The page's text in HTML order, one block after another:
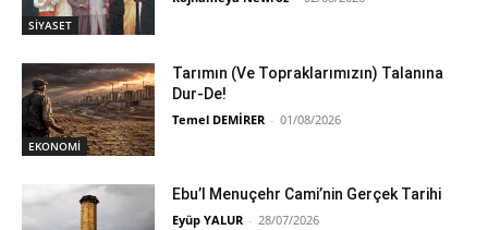
SİYASET
EKONOMİ
Tarımın (Ve Topraklarımızın) Talanına
Dur-De!
Temel DEMİRER - 01/08/2026
Ebu’l Menuçehr Cami’nin Gerçek Tarihi
Eyüp YALUR - 28/07/2026